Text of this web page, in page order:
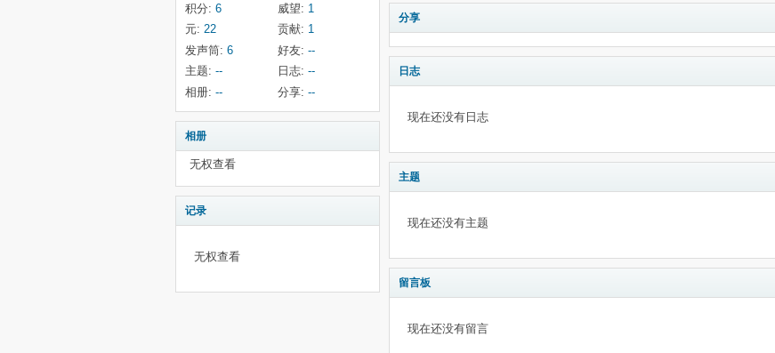
积分: 6 威望: 1
元: 22 贡献: 1
发声筒: 6 好友: --
主题: -- 日志: --
相册: -- 分享: --
相册
无权查看
记录
无权查看
分享
日志
现在还没有日志
主题
现在还没有主题
留言板
现在还没有留言